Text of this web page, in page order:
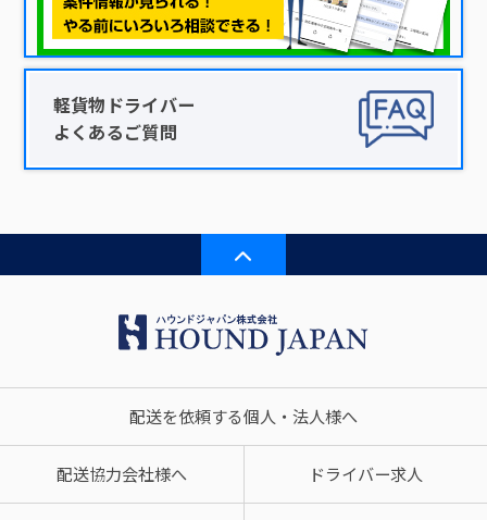
軽貨物ドライバー
よくあるご質問
配送を依頼する個人・法人様へ
配送協力会社様へ ドライバー求人